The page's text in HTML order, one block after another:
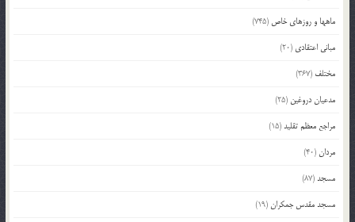
ماهها و روزهای خاص (745)
مبانی اعتقادی (20)
مختلف (367)
مدعیان دروغین (25)
مراجع معظم تقلید(15)
مردان(40)
مسجد(87)
مسجد مقدس جمکران(19)